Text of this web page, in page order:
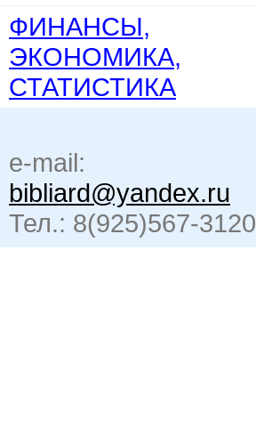
ФИНАНСЫ,
ЭКОНОМИКА,
СТАТИСТИКА
e-mail:
bibliard@yandex.ru
Тел.: 8(925)567-3120